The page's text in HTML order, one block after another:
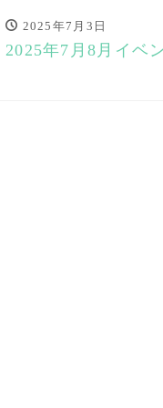
2025年7月3日
2025年7月8月イベ